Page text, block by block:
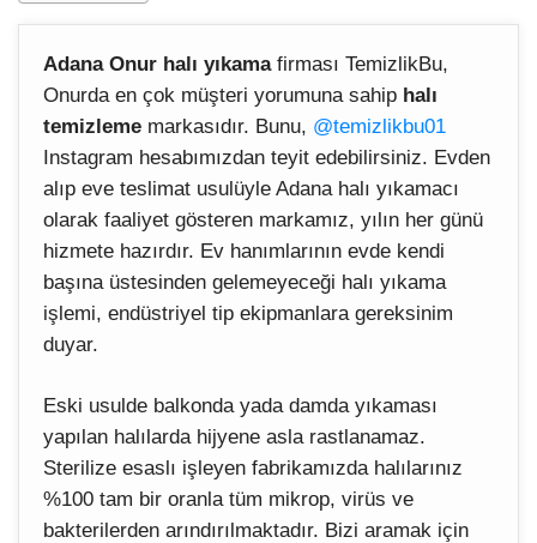
Adana Onur halı yıkamafirması TemizlikBu,
Onurda en çok müşteri yorumuna sahip halı
temizleme markasıdır. Bunu, @temizlikbu01
Instagram hesabımızdan teyit edebilirsiniz. Evden
alıp eve teslimat usulüyle Adana halı yıkamacı
olarak faaliyet gösteren markamız, yılın her günü
hizmete hazırdır. Ev hanımlarının evde kendi
başına üstesinden gelemeyeceği halı yıkama
işlemi, endüstriyel tip ekipmanlara gereksinim
duyar.
Eski usulde balkonda yada damda yıkaması
yapılan halılarda hijyene asla rastlanamaz.
Sterilize esaslı işleyen fabrikamızda halılarınız
%100 tam bir oranla tüm mikrop, virüs ve
bakterilerden arındırılmaktadır. Bizi aramak için